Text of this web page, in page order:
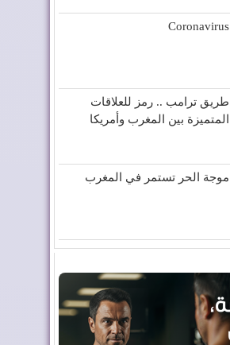
Coronavirus
طريق ترامب .. رمز للعلاقات
المتميزة بين المغرب وأمريكا
موجة الحر تستمر في المغرب